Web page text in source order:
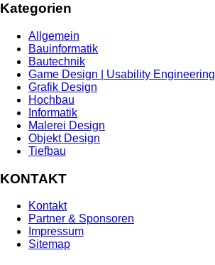
Kategorien
Allgemein
Bauinformatik
Bautechnik
Game Design | Usability Engineering
Grafik Design
Hochbau
Informatik
Malerei Design
Objekt Design
Tiefbau
KONTAKT
Kontakt
Partner & Sponsoren
Impressum
Sitemap